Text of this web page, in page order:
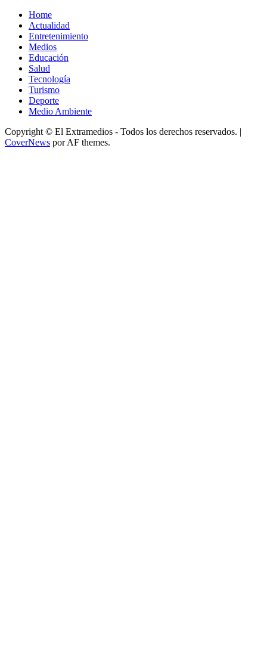
Home
Actualidad
Entretenimiento
Medios
Educación
Salud
Tecnología
Turismo
Deporte
Medio Ambiente
Copyright © El Extramedios - Todos los derechos reservados. |
CoverNews por AF themes.